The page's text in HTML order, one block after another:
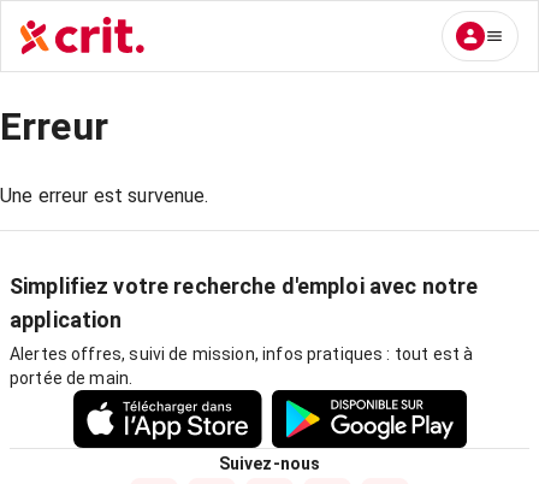
Erreur
Une erreur est survenue.
Simplifiez votre recherche d'emploi avec notre
application
Alertes offres, suivi de mission, infos pratiques : tout est à
portée de main.
Suivez-nous